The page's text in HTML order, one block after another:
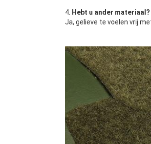
4. Hebt u ander materiaal?
Ja, gelieve te voelen vrij